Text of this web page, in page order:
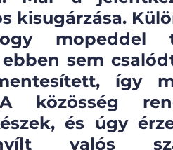
kisugárzása.
mopeddel
sem
így
közösség
és úgy
valós